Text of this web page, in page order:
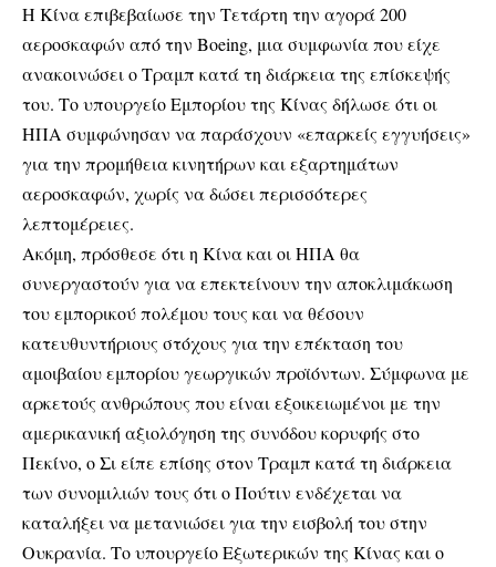
Η Κίνα επιβεβαίωσε την Τετάρτη την αγορά 200
αεροσκαφών από την Boeing, μια συμφωνία που είχε
ανακοινώσει ο Τραμπ κατά τη διάρκεια της επίσκεψής
του. Το υπουργείο Εμπορίου της Κίνας δήλωσε ότι οι
ΗΠΑ συμφώνησαν να παράσχουν «επαρκείς εγγυήσεις»
για την προμήθεια κινητήρων και εξαρτημάτων
αεροσκαφών, χωρίς να δώσει περισσότερες
λεπτομέρειες.
Ακόμη, πρόσθεσε ότι η Κίνα και οι ΗΠΑ θα
συνεργαστούν για να επεκτείνουν την αποκλιμάκωση
του εμπορικού πολέμου τους και να θέσουν
κατευθυντήριους στόχους για την επέκταση του
αμοιβαίου εμπορίου γεωργικών προϊόντων. Σύμφωνα με
αρκετούς ανθρώπους που είναι εξοικειωμένοι με την
αμερικανική αξιολόγηση της συνόδου κορυφής στο
Πεκίνο, ο Σι είπε επίσης στον Τραμπ κατά τη διάρκεια
των συνομιλιών τους ότι ο Πούτιν ενδέχεται να
καταλήξει να μετανιώσει για την εισβολή του στην
Ουκρανία. Το υπουργείο Εξωτερικών της Κίνας και ο